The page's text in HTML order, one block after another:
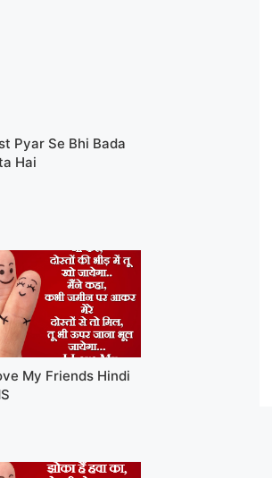
Pyar Se Bhi Bada
Hai
My Friends Hindi